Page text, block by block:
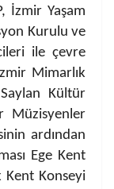
İzmir Yaşam
Kurulu ve
ile çevre
Mimarlık
Kültür
Müzisyenler
ardından
Ege Kent
Kent Konseyi